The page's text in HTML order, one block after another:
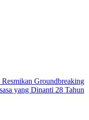
Resmikan Groundbreaking
yang Dinanti 28 Tahun